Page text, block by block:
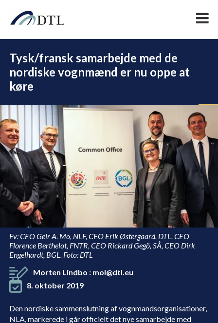
DEL
Tysk/fransk samarbejde med de
nordiske vognmænd er nu oppe at
køre
Den nordiske sammenslutning af vognmandsorganisationer,
NLA, markerede i går officielt det nye samarbejde med
Fv: CEO Geir A. Mo, NLF, CEO Erik Østergaard, DTL, CEO
Florence Berthelot, FNTR, CEO Rickard Gegö, SÅ, CEO Dirk
Engelhardt, BGL. Foto: DTL
Morten Lindbo : mol@dtl.eu
8. oktober 2019